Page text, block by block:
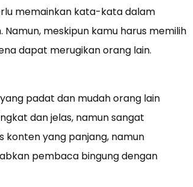
memainkan kata-kata dalam
meskipun kamu harus memilih
dapat merugikan orang lain.
padat dan mudah orang lain
dan jelas, namun sangat
konten yang panjang, namun
pembaca bingung dengan